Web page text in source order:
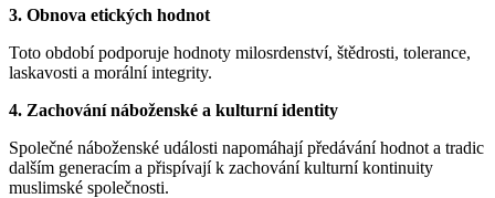
3. Obnova etických hodnot
Toto období podporuje hodnoty milosrdenství, štědrosti, tolerance,
laskavosti a morální integrity.
4. Zachování náboženské a kulturní identity
Společné náboženské události napomáhají předávání hodnot a tradic
dalším generacím a přispívají k zachování kulturní kontinuity
muslimské společnosti.